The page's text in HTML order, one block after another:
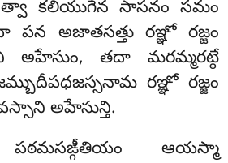
కలియుగేన సాసనం సమం
అజాతసత్తు రఞ్ఞో రజ్జం
అహేసుం, తదా మరమ్మరట్ఠే
రఞ్ఞో రజ్జం
అహేసున్తి.
పఠమసఙ్గీతియం ఆయస్మా